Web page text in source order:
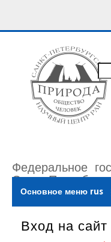
основному
содержанию
Федеральное
Санкт-
Основное меню rus
Вход на сайт